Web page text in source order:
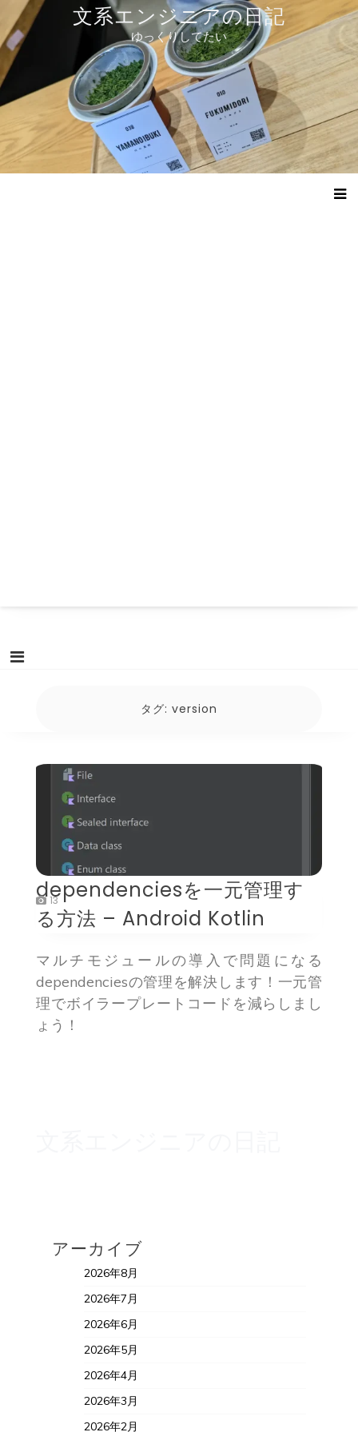
テ
ツ
へ
ス
ッ
プ
文系エンジニアの日記
ゆっくりしてたい
タグ: version
13
dependenciesを一元管理す
る方法 – Android Kotlin
マルチモジュールの導入で問題になる
dependenciesの管理を解決します！一元管
理でボイラープレートコードを減らしまし
ょう！
アーカイブ
2026年8月
2026年7月
2026年6月
2026年5月
2026年4月
2026年3月
2026年2月